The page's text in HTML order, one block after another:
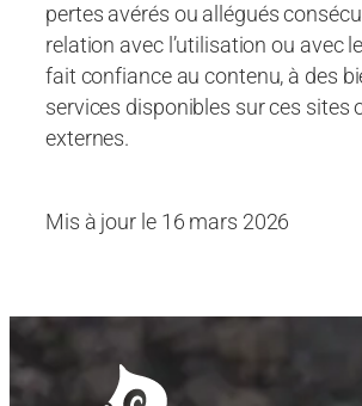
pertes avérés ou allégués
relation avec l’utilisation ou avec
fait confiance au contenu, à des
services disponibles sur ces sites
externes.
Mis à jour le 16 mars 2026